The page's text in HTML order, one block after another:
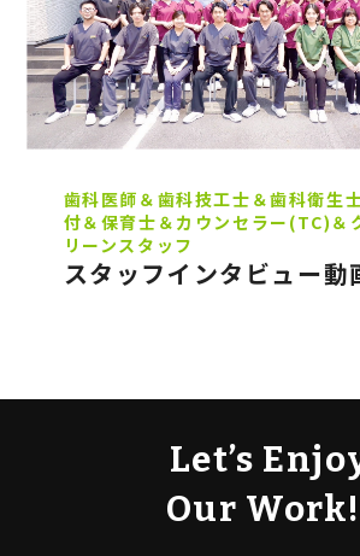
歯科医師＆歯科技工士＆歯科衛生
付＆保育士＆カウンセラー(TC)＆
リーンスタッフ
スタッフインタビュー動
Let’s
Our